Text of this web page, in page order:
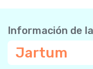
Información de
Jartum